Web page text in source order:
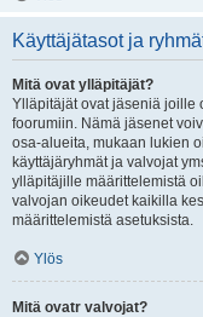
Käyttäjätasot ja
Mitä ovat ylläpitäjät?
Ylläpitäjät ovat jäseniä joille
foorumiin. Nämä jäsenet
osa-alueita, mukaan lukien
käyttäjäryhmät ja valvojat
ylläpitäjille määrittelemistä
valvojan oikeudet kaikilla
määrittelemistä asetuksista.
Ylös
Mitä ovatr valvojat?